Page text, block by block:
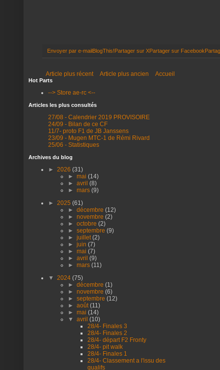
Envoyer par e-mailBlogThis!Partager sur XPartager sur Facebook
Article plus récent Article plus ancien Accueil
Hot Parts
--> Store ae-rc <--
Articles les plus consultés
27/08 - Calendrier 2019 PROVISOIRE
24/09 - Bilan de ce CF
11/7- proto F1 de JB Janssens
23/09 - Mugen MTC-1 de Rémi Rivard
25/06 - Statistiques
Archives du blog
► 2026 (31)
► mai (14)
► avril (8)
► mars (9)
► 2025 (61)
► décembre (12)
► novembre (2)
► octobre (2)
► septembre (9)
► juillet (2)
► juin (7)
► mai (7)
► avril (9)
► mars (11)
▼ 2024 (75)
► décembre (1)
► novembre (6)
► septembre (12)
► août (11)
► mai (14)
▼ avril (10)
28/4- Finales 3
28/4- Finales 2
28/4- départ F2 Fronty
28/4- pit walk
28/4- Finales 1
28/4- Classement a l'issu des
qualifs